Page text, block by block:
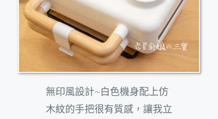
無印風設計~白色機身配上仿
木紋的手把很有質感，讓我立